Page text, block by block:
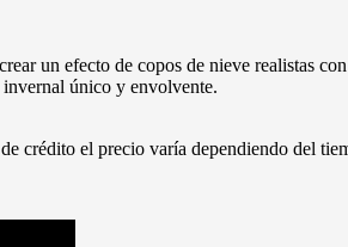
un efecto de copos de nieve realistas
invernal único y envolvente.
crédito el precio varía dependiendo del